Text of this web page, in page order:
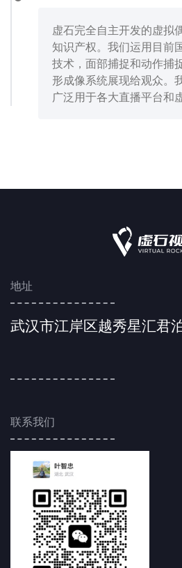
虚石完全自主开发的虚拟
知识产权。我们运用目前
技术，面部捕捉和动作捕
形成像系统展现给观众。
广泛用于各大直播平台和
地址
武汉市江岸区越秀星汇君
联系我们